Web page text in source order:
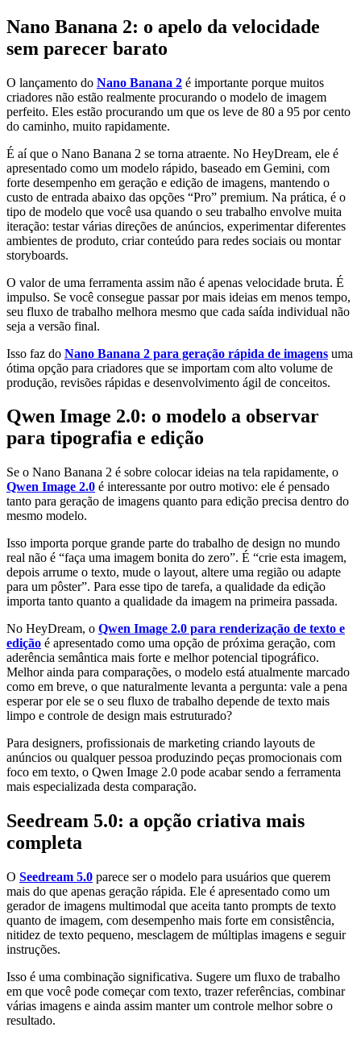
Nano Banana 2: o apelo da velocidade
sem parecer barato
O lançamento do Nano Banana 2 é importante porque muitos
criadores não estão realmente procurando o modelo de imagem
perfeito. Eles estão procurando um que os leve de 80 a 95 por cento
do caminho, muito rapidamente.
É aí que o Nano Banana 2 se torna atraente. No HeyDream, ele é
apresentado como um modelo rápido, baseado em Gemini, com
forte desempenho em geração e edição de imagens, mantendo o
custo de entrada abaixo das opções “Pro” premium. Na prática, é o
tipo de modelo que você usa quando o seu trabalho envolve muita
iteração: testar várias direções de anúncios, experimentar diferentes
ambientes de produto, criar conteúdo para redes sociais ou montar
storyboards.
O valor de uma ferramenta assim não é apenas velocidade bruta. É
impulso. Se você consegue passar por mais ideias em menos tempo,
seu fluxo de trabalho melhora mesmo que cada saída individual não
seja a versão final.
Isso faz do Nano Banana 2 para geração rápida de imagens uma
ótima opção para criadores que se importam com alto volume de
produção, revisões rápidas e desenvolvimento ágil de conceitos.
Qwen Image 2.0: o modelo a observar
para tipografia e edição
Se o Nano Banana 2 é sobre colocar ideias na tela rapidamente, o
Qwen Image 2.0 é interessante por outro motivo: ele é pensado
tanto para geração de imagens quanto para edição precisa dentro do
mesmo modelo.
Isso importa porque grande parte do trabalho de design no mundo
real não é “faça uma imagem bonita do zero”. É “crie esta imagem,
depois arrume o texto, mude o layout, altere uma região ou adapte
para um pôster”. Para esse tipo de tarefa, a qualidade da edição
importa tanto quanto a qualidade da imagem na primeira passada.
No HeyDream, o Qwen Image 2.0 para renderização de texto e
edição é apresentado como uma opção de próxima geração, com
aderência semântica mais forte e melhor potencial tipográfico.
Melhor ainda para comparações, o modelo está atualmente marcado
como em breve, o que naturalmente levanta a pergunta: vale a pena
esperar por ele se o seu fluxo de trabalho depende de texto mais
limpo e controle de design mais estruturado?
Para designers, profissionais de marketing criando layouts de
anúncios ou qualquer pessoa produzindo peças promocionais com
foco em texto, o Qwen Image 2.0 pode acabar sendo a ferramenta
mais especializada desta comparação.
Seedream 5.0: a opção criativa mais
completa
O Seedream 5.0 parece ser o modelo para usuários que querem
mais do que apenas geração rápida. Ele é apresentado como um
gerador de imagens multimodal que aceita tanto prompts de texto
quanto de imagem, com desempenho mais forte em consistência,
nitidez de texto pequeno, mesclagem de múltiplas imagens e seguir
instruções.
Isso é uma combinação significativa. Sugere um fluxo de trabalho
em que você pode começar com texto, trazer referências, combinar
várias imagens e ainda assim manter um controle melhor sobre o
resultado.